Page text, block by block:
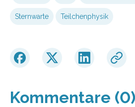
Sternwarte Teilchenphysik
Kommentare (0)